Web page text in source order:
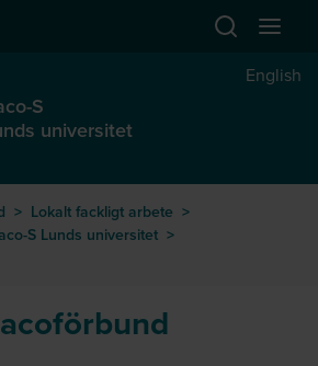
Öppna
S
universitet
English
> Lokalt fackligt arbete >
S Lunds universitet >